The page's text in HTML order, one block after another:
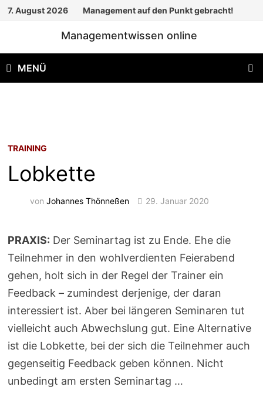
Zum
7. August 2026 Management auf den Punkt gebracht!
Managementwissen online
MENÜ
TRAINING
Lobkette
vonJohannes Thönneßen 29. Januar 2020
PRAXIS: Der Seminartag ist zu Ende. Ehe die
Teilnehmer in den wohlverdienten Feierabend
gehen, holt sich in der Regel der Trainer ein
Feedback – zumindest derjenige, der daran
interessiert ist. Aber bei längeren Seminaren tut
vielleicht auch Abwechslung gut. Eine Alternative
ist die Lobkette, bei der sich die Teilnehmer auch
gegenseitig Feedback geben können. Nicht
unbedingt am ersten Seminartag …